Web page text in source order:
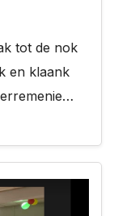
tot de nok
en klaank